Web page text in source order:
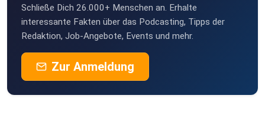
Schließe Dich 26.000+ Menschen an. Erhalte
interessante Fakten über das Podcasting, Tipps der
Redaktion, Job-Angebote, Events und mehr.
Zur Anmeldung